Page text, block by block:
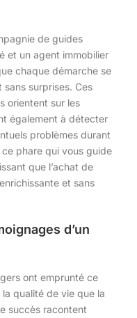
de guides
et un agent immobilier
chaque démarche se
surprises. Ces
orientent sur les
également à détecter
problèmes durant
phare qui vous guide
que l’achat de
et sans
d’un
ont emprunté ce
qualité de vie que la
succès racontent